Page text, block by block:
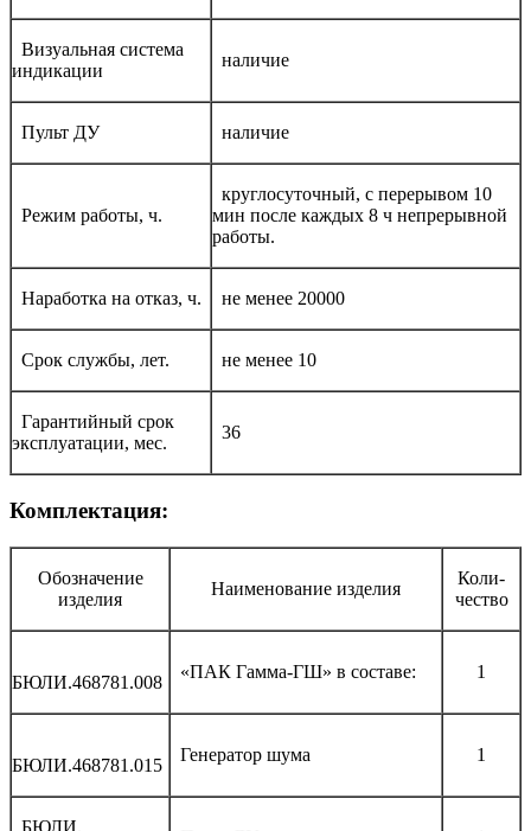
Визуальная система
индикации
наличие
Пульт ДУ наличие
Режим работы, ч.
круглосуточный, с перерывом 10
мин после каждых 8 ч непрерывной
работы.
Наработка на отказ, ч. не менее 20000
Срок службы, лет. не менее 10
Гарантийный срок
эксплуатации, мес.
36
Комплектация:
Обозначение
изделия
Наименование изделия
Коли-
чество
БЮЛИ.468781.008
«ПАК Гамма-ГШ» в составе: 1
БЮЛИ.468781.015
Генератор шума 1
БЮЛИ.